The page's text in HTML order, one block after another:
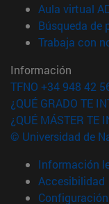
Aula virtual
Búsqueda de
Trabaja con
Información
TFNO +34 948 42
¿QUÉ GRADO TE
¿QUÉ MÁSTER TE
© Universidad de
Información
Accesibilidad